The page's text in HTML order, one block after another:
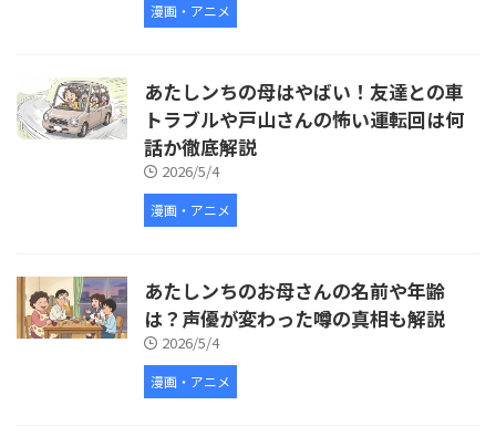
漫画・アニメ
あたしンちの母はやばい！友達との車
トラブルや戸山さんの怖い運転回は何
話か徹底解説
2026/5/4
漫画・アニメ
あたしンちのお母さんの名前や年齢
は？声優が変わった噂の真相も解説
2026/5/4
漫画・アニメ